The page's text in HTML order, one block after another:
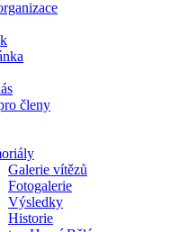
členy
Galerie vítězů
Fotogalerie
Výsledky
Historie